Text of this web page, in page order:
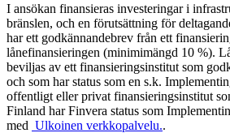
I ansökan finansieras investeringar i
bränslen, och en förutsättning för
har ett godkännandebrev från ett
lånefinansieringen (minimimängd 10 %).
beviljas av ett finansieringsinstitut som
och som har status som en s.k.
offentligt eller privat finansieringsinstitut
Finland har Finvera status som
med Ulkoinen verkkopalvelu..